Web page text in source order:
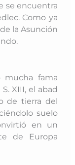
se encuentra
Como ya
la Asunción
mucha fama
XIII, el abad
de tierra del
suelo
en un
de Europa